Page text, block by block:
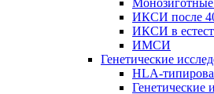
ИКСИ после
ИКСИ в
ИМСИ
Генетические
HLA-
Генетические